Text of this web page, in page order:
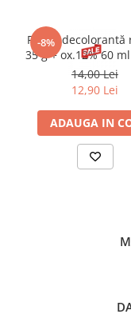
-8%
Pudră decolorantă
35 g + ox.12% 60
14,00 Lei
12,90 Lei
ADAUGA IN